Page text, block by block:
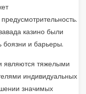
казино были
и барьеры.
тяжелыми
индивидуальных
значимых